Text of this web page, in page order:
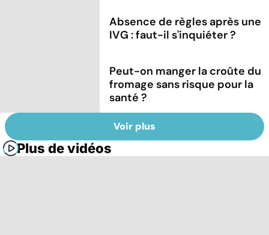
Absence de règles après une
IVG : faut-il s'inquiéter ?
Peut-on manger la croûte du
fromage sans risque pour la
santé ?
Voir plus
Plus de vidéos